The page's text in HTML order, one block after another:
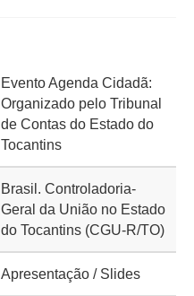
Evento Agenda Cidadã:
Organizado pelo Tribunal
de Contas do Estado do
Tocantins
Brasil. Controladoria-
Geral da União no Estado
do Tocantins (CGU-R/TO)
Apresentação / Slides